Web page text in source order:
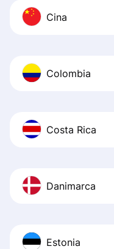
Cina
Colombia
Costa Rica
Danimarca
Estonia